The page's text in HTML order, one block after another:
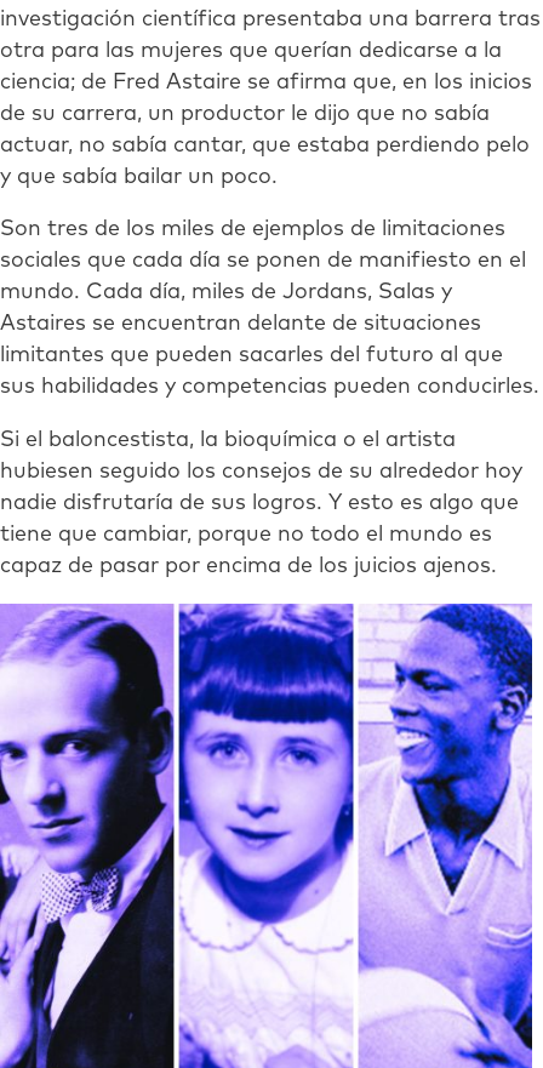
investigación científica presentaba una barrera tras
otra para las mujeres que querían dedicarse a la
ciencia; de Fred Astaire se afirma que, en los inicios
de su carrera, un productor le dijo que no sabía
actuar, no sabía cantar, que estaba perdiendo pelo
y que sabía bailar un poco.
Son tres de los miles de ejemplos de limitaciones
sociales que cada día se ponen de manifiesto en el
mundo. Cada día, miles de Jordans, Salas y
Astaires se encuentran delante de situaciones
limitantes que pueden sacarles del futuro al que
sus habilidades y competencias pueden conducirles.
Si el baloncestista, la bioquímica o el artista
hubiesen seguido los consejos de su alrededor hoy
nadie disfrutaría de sus logros. Y esto es algo que
tiene que cambiar, porque no todo el mundo es
capaz de pasar por encima de los juicios ajenos.